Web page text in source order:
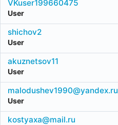
VKuser199660475
User
shichov2
User
akuznetsov11
User
malodushev1990@yandex.ru
User
kostyaxa@mail.ru